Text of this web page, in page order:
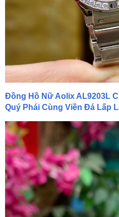
Đồng Hồ Nữ Aolix AL9203L
Quý Phái Cùng Viền Đá Lấp